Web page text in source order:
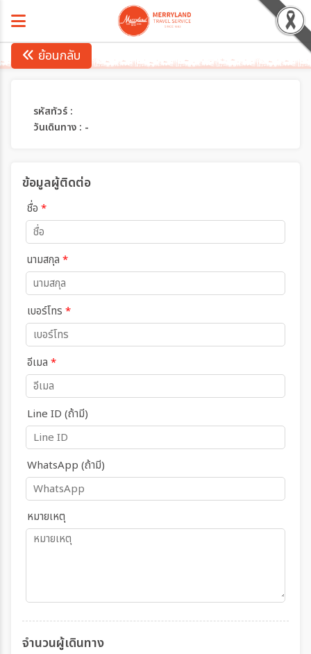
ย้อนกลับ
รหัสทัวร์ :
วันเดินทาง : -
ข้อมูลผู้ติดต่อ
ชื่อ *
นามสกุล *
เบอร์โทร *
อีเมล *
Line ID (ถ้ามี)
WhatsApp (ถ้ามี)
หมายเหตุ
จำนวนผู้เดินทาง